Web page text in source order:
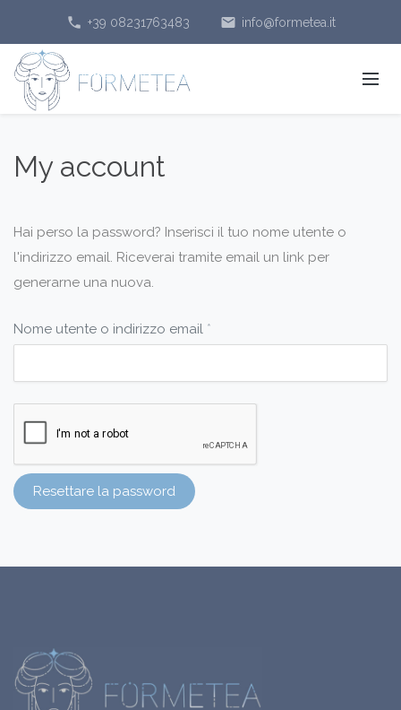
phone +39 08231763483 email info@formetea.it
My account
Hai perso la password? Inserisci il tuo nome utente o
l'indirizzo email. Riceverai tramite email un link per
generarne una nuova.
Nome utente o indirizzo email *
Resettare la password